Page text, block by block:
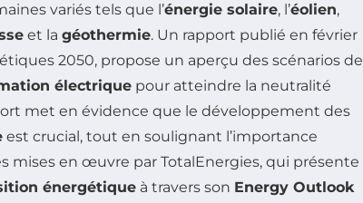
variés tels que l’énergie solaire, l’éolien,
et la géothermie. Un rapport publié en février
2050, propose un aperçu des scénarios de
électrique pour atteindre la neutralité
met en évidence que le développement des
est crucial, tout en soulignant l’importance
mises en œuvre par TotalEnergies, qui présente
énergétique à travers son Energy Outlook